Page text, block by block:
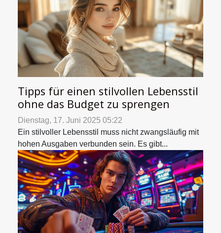
Tipps für einen stilvollen Lebensstil
ohne das Budget zu sprengen
Dienstag, 17. Juni 2025 05:22
Ein stilvoller Lebensstil muss nicht zwangsläufig mit
hohen Ausgaben verbunden sein. Es gibt...